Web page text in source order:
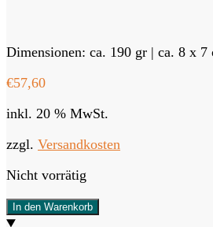
Dimensionen: ca. 190 gr | ca. 8 x 7
€57,60
inkl. 20 % MwSt.
zzgl. Versandkosten
Nicht vorrätig
In den Warenkorb